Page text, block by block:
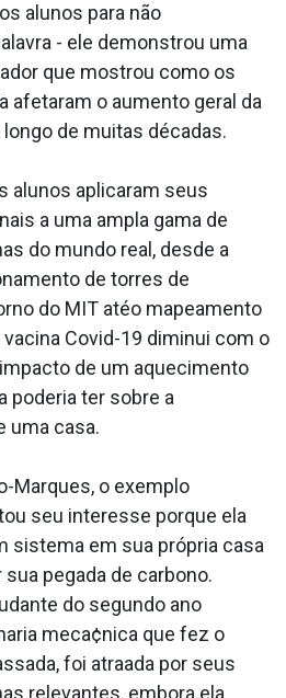
alunos para não
- ele demonstrou uma
que mostrou como os
afetaram o aumento geral da
de muitas décadas.
alunos aplicaram seus
a uma ampla gama de
do mundo real, desde a
de torres de
do MIT atéo mapeamento
Covid-19 diminui com o
de um aquecimento
poderia ter sobre a
uma casa.
Marques, o exemplo
seu interesse porque ela
sistema em sua própria casa
pegada de carbono.
do segundo ano
meca¢nica que fez o
foi atraa­da por seus
relevantes, embora ela